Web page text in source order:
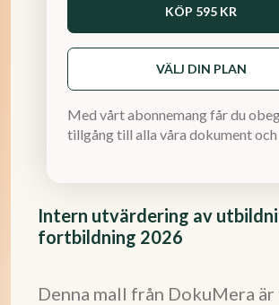
Intern utvärdering av
fortbildning 2026
Denna mall från DokuMera
KÖP 595 KR
VÄLJ DIN PLAN
Med vårt abonnemang får du
tillgång till alla våra dokument